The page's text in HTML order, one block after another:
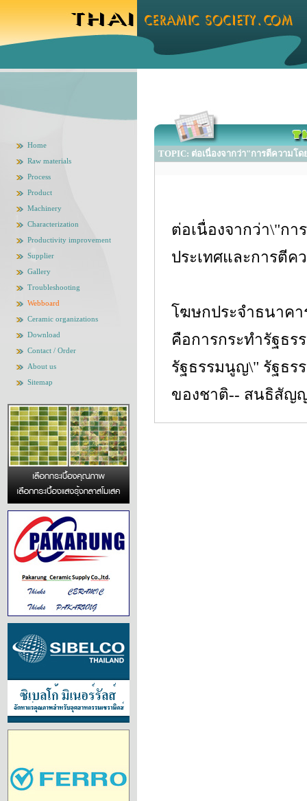
Home
Raw materials
Process
Product
Machinery
Characterization
Productivity improvement
Supplier
Gallery
Troubleshooting
Webboard
Ceramic organizations
Download
Contact / Order
About us
Sitemap
TOPIC: ต่อเนื่องจากว่า"การตีความโ
ต่อเนื่องจากว่า\"ก
ประเทศและการตี
โฆษกประจําธนาค
คือการกระทํารัฐธ
รัฐธรรมนูญ\" รัฐธร
ของชาติ-- สนธิสัญ